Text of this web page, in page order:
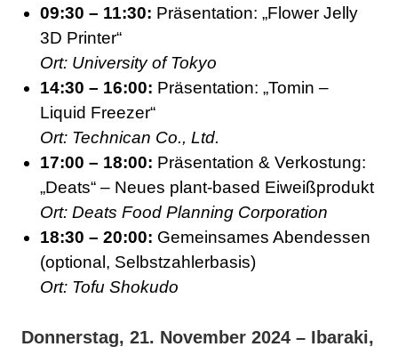
09:30 – 11:30: Präsentation: „Flower Jelly
3D Printer“
Ort: University of Tokyo
14:30 – 16:00: Präsentation: „Tomin –
Liquid Freezer“
Ort: Technican Co., Ltd.
17:00 – 18:00: Präsentation & Verkostung:
„Deats“ – Neues plant-based Eiweißprodukt
Ort: Deats Food Planning Corporation
18:30 – 20:00: Gemeinsames Abendessen
(optional, Selbstzahlerbasis)
Ort: Tofu Shokudo
Donnerstag, 21. November 2024 – Ibaraki,